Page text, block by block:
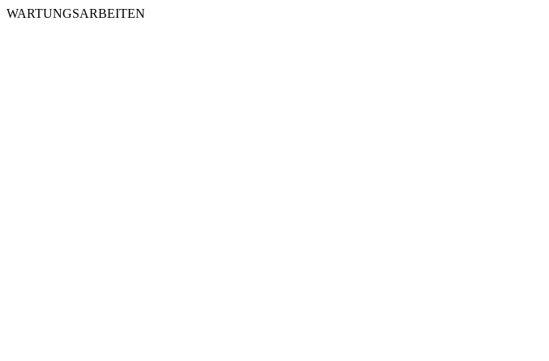
WARTUNGSARBEITEN